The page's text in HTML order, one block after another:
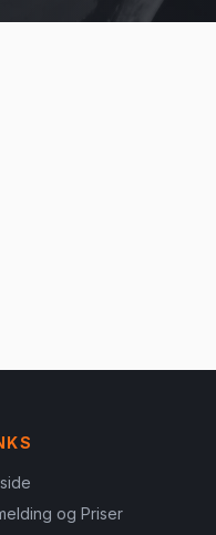
og Priser